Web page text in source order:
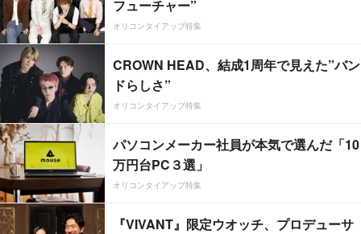
フューチャー”
オリコンタイアップ特集
CROWN HEAD、結成1周年で見えた”バン
ドらしさ”
オリコンタイアップ特集
パソコンメーカー社員が本気で選んだ「10
万円台PC３選」
オリコンタイアップ特集
『VIVANT』限定ウオッチ、プロデューサ